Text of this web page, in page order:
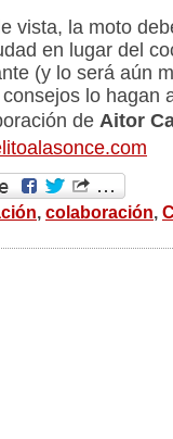
vista, la moto
en lugar del
(y lo será aún
lo hagan
de Aitor
, colaboración,